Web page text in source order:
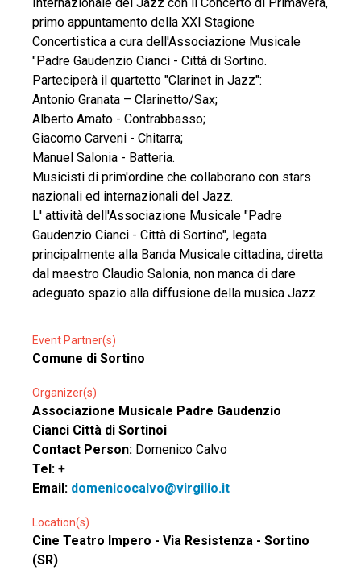
primo appuntamento della XXI Stagione
Concertistica a cura dell'Associazione Musicale
"Padre Gaudenzio Cianci - Città di Sortino.
Parteciperà il quartetto "Clarinet in Jazz":
Antonio Granata – Clarinetto/Sax;
Alberto Amato - Contrabbasso;
Giacomo Carveni - Chitarra;
Manuel Salonia - Batteria.
Musicisti di prim'ordine che collaborano con stars
nazionali ed internazionali del Jazz.
L' attività dell'Associazione Musicale "Padre
Gaudenzio Cianci - Città di Sortino", legata
principalmente alla Banda Musicale cittadina, diretta
dal maestro Claudio Salonia, non manca di dare
adeguato spazio alla diffusione della musica Jazz.
Event Partner(s)
Comune di Sortino
Organizer(s)
Associazione Musicale Padre Gaudenzio
Cianci Città di Sortinoi
Contact Person: Domenico Calvo
Tel: +
Email: domenicocalvo@virgilio.it
Location(s)
Cine Teatro Impero - Via Resistenza - Sortino
(SR)